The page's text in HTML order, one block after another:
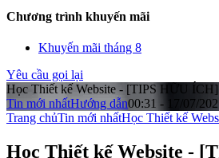
Chương trình khuyến mãi
Khuyến mãi tháng 8
Yêu cầu gọi lại
Học Thiết kế Website - [TIPS HỮU ÍCH]
Tin mới nhấtHướng dẫn00:31 - 17/07/
Trang chủTin mới nhấtHọc Thiết kế
Học Thiết kế Website -